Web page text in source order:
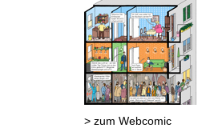
> zum Webcomic